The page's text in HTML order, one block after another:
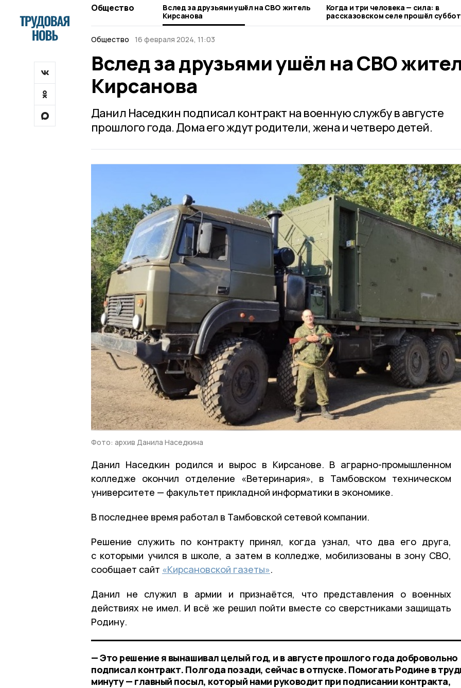
Общество
Вслед за друзьями ушёл на СВО житель
Кирсанова
Когда и три человека — сила: в
рассказовском селе прошёл
Общество 16 февраля 2024, 11:03
Вслед за друзьями ушёл на СВО
Кирсанова
Данил Наседкин подписал контракт на военную службу в августе
прошлого года. Дома его ждут родители, жена и четверо детей.
Фото: архив Данила Наседкина
Данил Наседкин родился и вырос в Кирсанове. В аграрно-промышленном
колледже окончил отделение «Ветеринария», в Тамбовском техническом
университете — факультет прикладной информатики в экономике.
В последнее время работал в Тамбовской сетевой компании.
Решение служить по контракту принял, когда узнал, что два его друга,
с которыми учился в школе, а затем в колледже, мобилизованы в зону СВО,
сообщает сайт «Кирсановской газеты».
Данил не служил в армии и признаётся, что представления о военных
действиях не имел. И всё же решил пойти вместе со сверстниками защищать
Родину.
— Это решение я вынашивал целый год, и в августе прошлого года добровольно
подписал контракт. Полгода позади, сейчас в отпуске. Помогать Родине в
минуту — главный посыл, который нами руководит при подписании контракта,